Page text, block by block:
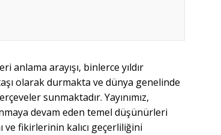
arayışı, binlerce yıldır
olarak durmakta ve dünya genelinde
sunmaktadır. Yayınımız,
devam eden temel düşünürleri
fikirlerinin kalıcı geçerliliğini